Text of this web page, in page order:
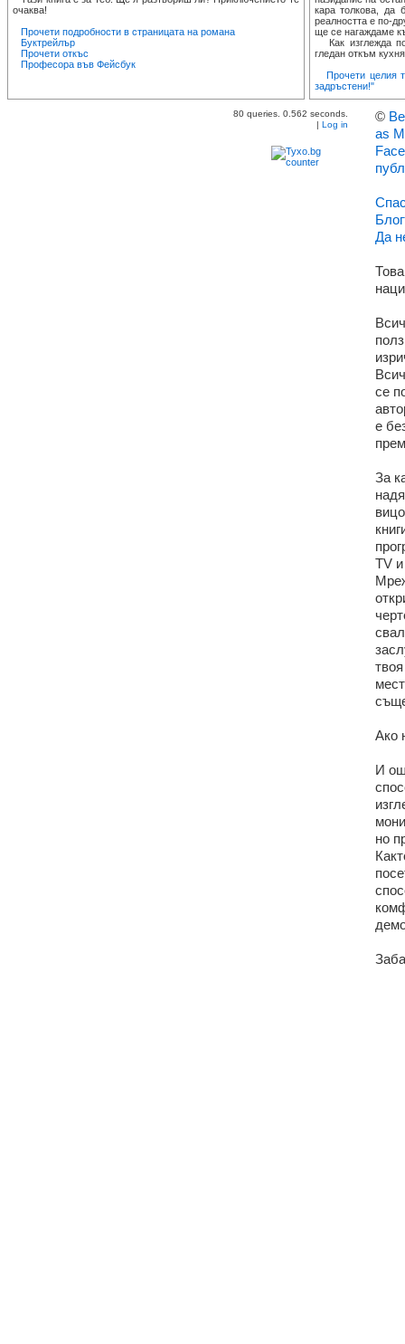
очаква!
Прочети подробности в страницата на романа
Буктрейлър
Прочети откъс
Професора във Фейсбук
кара толкова, да
реалността е по-
ще се нагаждаме
Как изглежда
гледан откъм
Прочети целия
задръстени!"
80 queries. 0.562 seconds.
| Log in
©
as
Да
се
е
За
TV
Ако
И
но